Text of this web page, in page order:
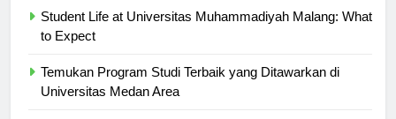
Student Life at Universitas Muhammadiyah Malang: What
Temukan Program Studi Terbaik yang Ditawarkan di